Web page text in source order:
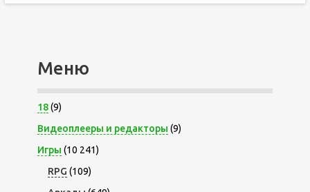
Меню
18(9)
Видеоплееры и редакторы (9)
Игры (10 241)
RPG (109)